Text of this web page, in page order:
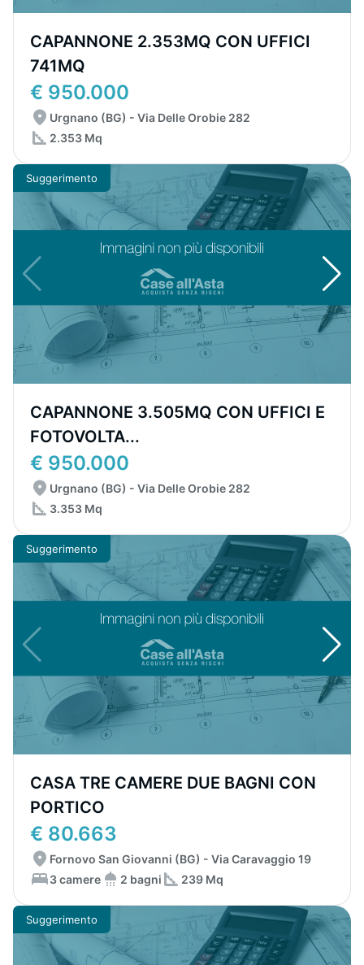
CAPANNONE 2.353MQ CON UFFICI
741MQ
€ 950.000
Urgnano (BG) - Via Delle Orobie 282
2.353 Mq
Suggerimento
CAPANNONE 3.505MQ CON UFFICI E
FOTOVOLTA...
€ 950.000
Urgnano (BG) - Via Delle Orobie 282
3.353 Mq
Suggerimento
CASA TRE CAMERE DUE BAGNI CON
PORTICO
€ 80.663
Fornovo San Giovanni (BG) - Via Caravaggio 19
3 camere
2 bagni 239 Mq
Suggerimento